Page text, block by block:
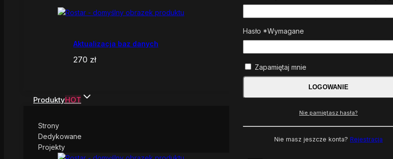
Aktualizacja baz danych
270 zł
ProduktyHOT
Strony
Dedykowane
Projekty
Hasło *Wymagane
Zapamiętaj mnie
LOGOWANIE
Nie pamiętasz hasła?
Nie masz jeszcze konta? Rejestracja